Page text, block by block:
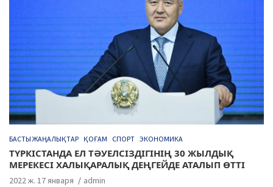
БАСТЫ ЖАҢАЛЫҚТАР ҚОҒАМ СПОРТ ЭКОНОМИКА
ТҮРКІСТАНДА ЕЛ ТӘУЕЛСІЗДІГІНІҢ 30 ЖЫЛДЫҚ
МЕРЕКЕСІ ХАЛЫҚАРАЛЫҚ ДЕҢГЕЙДЕ АТАЛЫП ӨТТІ
2022 ж. 17 января admin